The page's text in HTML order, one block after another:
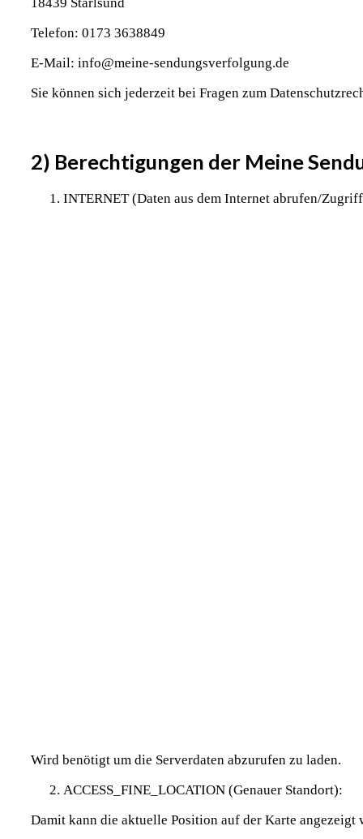
18439 Starlsund
Telefon: 0173 3638849
E-Mail: info@meine-sendungsverfolgung.de
Sie können sich jederzeit bei Fragen zum
2) Berechtigungen der Meine
INTERNET (Daten aus dem Internet abrufen/
Wird benötigt um die Serverdaten abzurufen zu laden.
ACCESS_FINE_LOCATION (Genauer Standort):
Damit kann die aktuelle Position auf der Karte angezeigt